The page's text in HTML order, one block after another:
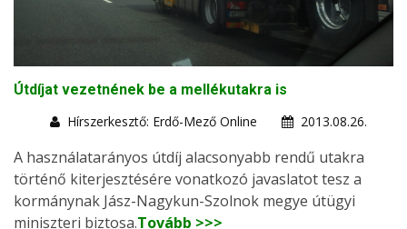
Útdíjat vezetnének be a mellékutakra is
Hírszerkesztő: Erdő-Mező Online
2013.08.26.
A használatarányos útdíj alacsonyabb rendű utakra
történő kiterjesztésére vonatkozó javaslatot tesz a
kormánynak Jász-Nagykun-Szolnok megye útügyi
miniszteri biztosa.Tovább >>>